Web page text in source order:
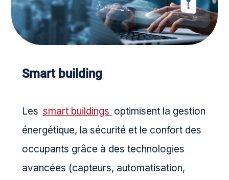
Smart building
Les smart buildings optimisent la gestion
énergétique, la sécurité et le confort des
occupants grâce à des technologies
avancées (capteurs, automatisation,